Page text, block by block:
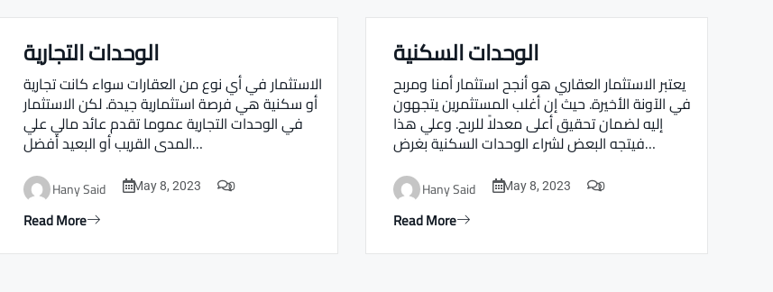
Real estate Estate ville
الوحدات التجارية
الاستثمار في أي نوع من العقارات سواء كانت تجارية
أو سكنية هي فرصة استثمارية جيدة. لكن الاستثمار
في الوحدات التجارية عموما تقدم عائد مالي علي
المدى القريب أو البعيد أفضل…
Hany Said May 8, 2023 0
Read More
Real estate Estate ville
الوحدات السكنية
يعتبر الاستثمار العقاري هو أنجح استثمار أمنا ومربح
في الآونة الأخيرة. حيث إن أغلب المستثمرين يتجهون
إليه لضمان تحقيق أعلى معدلاً للربح. وعلي هذا
فيتجه البعض لشراء الوحدات السكنية بغرض…
Hany Said May 8, 2023 0
Read More